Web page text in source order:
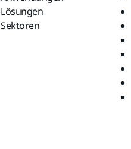
Lösungen
Sektoren